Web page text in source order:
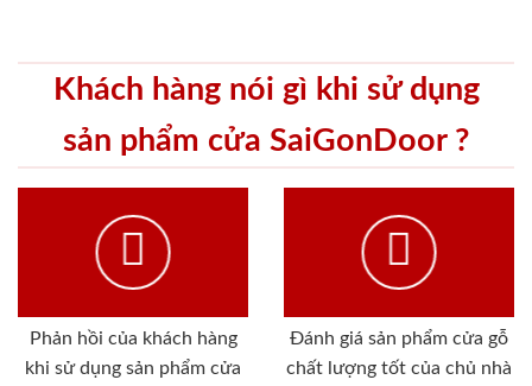
Khách hàng nói gì khi sử dụng
sản phẩm cửa SaiGonDoor ?
Phản hồi của khách hàng
khi sử dụng sản phẩm cửa
Đánh giá sản phẩm cửa gỗ
chất lượng tốt của chủ nhà